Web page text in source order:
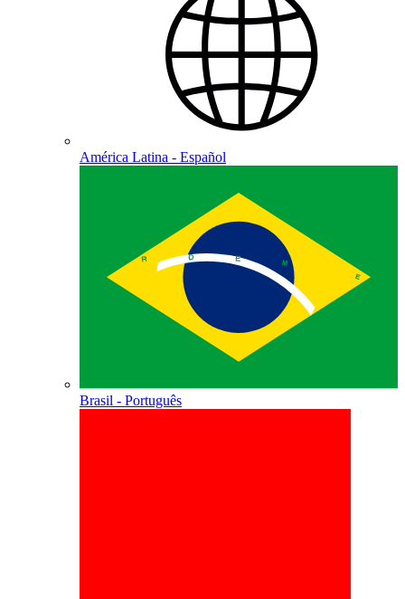
América Latina - Español
Brasil - Português